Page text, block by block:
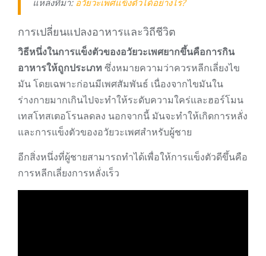
แหล่งที่มา: อวัยวะเพศแข็งตัวได้อย่างไร?
การเปลี่ยนแปลงอาหารและวิถีชีวิต
วิธีหนึ่งในการแข็งตัวของอวัยวะเพศยากขึ้นคือการกิน
อาหารให้ถูกประเภท ซึ่งหมายความว่าควรหลีกเลี่ยงไข
มัน โดยเฉพาะก่อนมีเพศสัมพันธ์ เนื่องจากไขมันใน
ร่างกายมากเกินไปจะทำให้ระดับความใคร่และฮอร์โมน
เทสโทสเตอโรนลดลง นอกจากนี้ มันจะทำให้เกิดการหลั่ง
และการแข็งตัวของอวัยวะเพศสำหรับผู้ชาย
อีกสิ่งหนึ่งที่ผู้ชายสามารถทำได้เพื่อให้การแข็งตัวดีขึ้นคือ
การหลีกเลี่ยงการหลั่งเร็ว